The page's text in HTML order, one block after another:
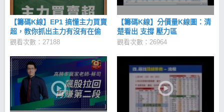
個人價值與快樂來源當中很重要的一部分。 CMoney
經營理念 「追求全體同仁精神與物質兩方面幸福的同
時，為社會的發展與進步做出獨特的貢獻」 投資理財
是影響每個人終身的一件大事，我們認為這個領域仍
有很多改善的空間，值得更多人一起攜手合作去創造
們共同為創造一個更進步快樂的社會一起努力。
【籌碼K線】EP1 搞懂主力買賣
超，教你抓出主力有沒有在偷
買！
觀看次數：27188
【籌碼K線】分價量K線圖：清
楚看出 支撐 壓力區
觀看次數：26964